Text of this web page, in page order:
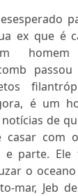
ex que é
é um
de
casar com
parte. Ele
o
mar, Jeb